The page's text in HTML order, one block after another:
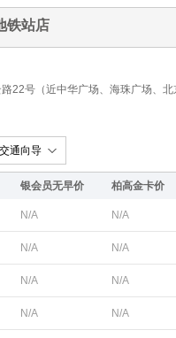
铁站店
22号（近中华广场、海珠广场、北
交通向导
银会员无早价 柏高金卡价
N/A N/A
N/A N/A
N/A N/A
N/A N/A